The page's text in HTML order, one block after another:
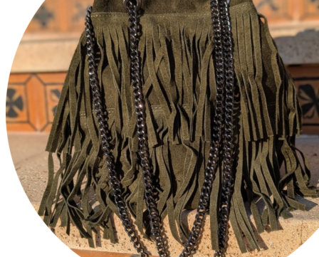
en
la
página
de
producto